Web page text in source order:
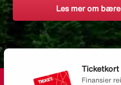
Les mer om
Ticketkort
Finansier